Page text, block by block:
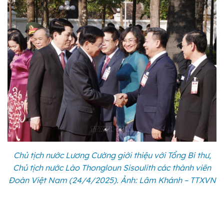
Chủ tịch nước Lương Cường giới thiệu với Tổng Bí thư,
Chủ tịch nước Lào Thongloun Sisoulith các thành viên
Đoàn Việt Nam (24/4/2025). Ảnh: Lâm Khánh – TTXVN